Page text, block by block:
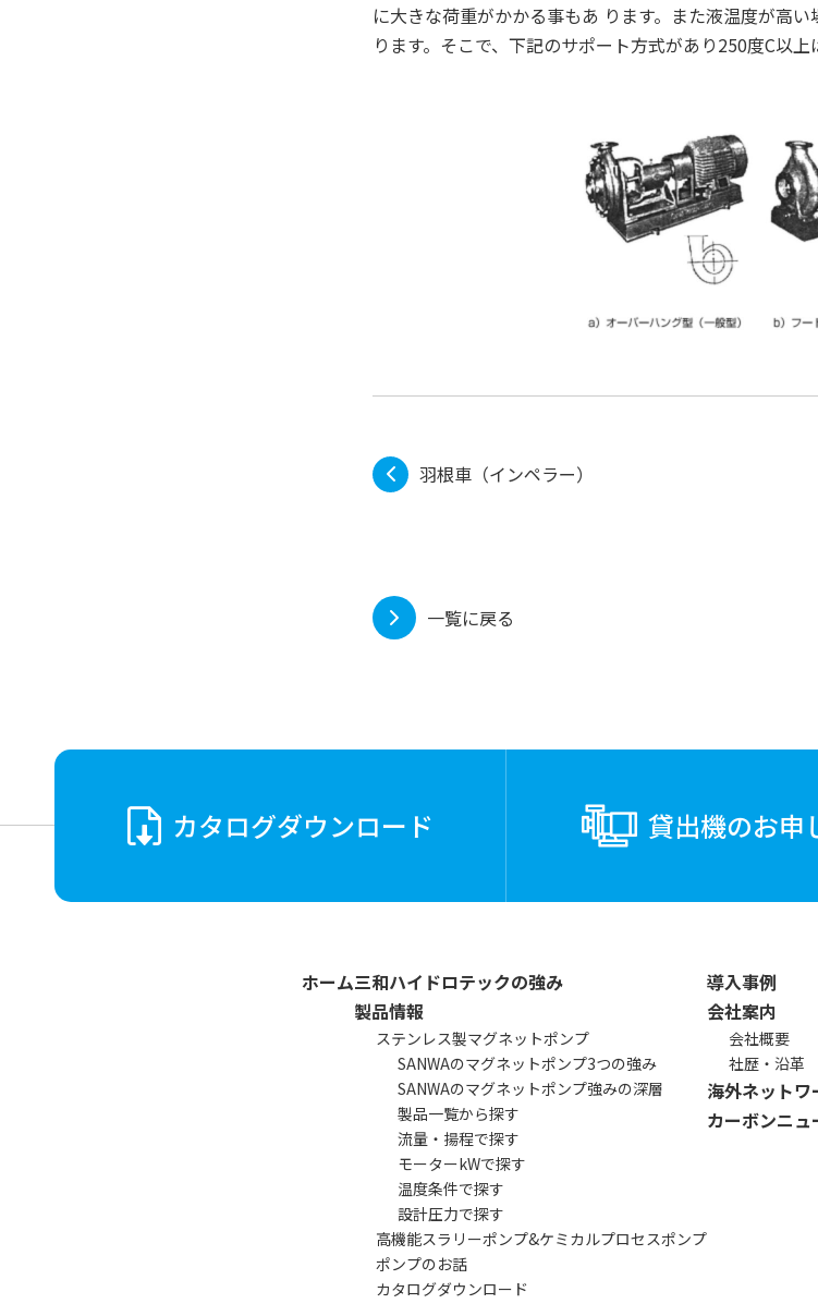
に大きな荷重がかかる事もあ ります。また液温度が高
ります。そこで、下記のサポート方式があり250度C以上
羽根車（インペラー）
一覧に戻る
カタログダウンロード 貸出機のお申
ホーム三和ハイドロテックの強み
製品情報
ステンレス製マグネットポンプ
SANWAのマグネットポンプ3つの強み
SANWAのマグネットポンプ強みの深層
製品一覧から探す
流量・揚程で探す
モーターkWで探す
温度条件で探す
設計圧力で探す
高機能スラリーポンプ&ケミカルプロセスポンプ
ポンプのお話
カタログダウンロード
導入事例
会社案内
会社概要
社歴・沿革
海外ネットワ
カーボンニュ